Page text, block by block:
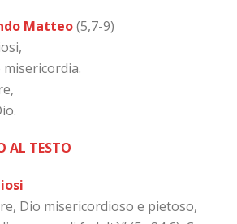
Matteo(5,7-9)
AL TESTO
Dio misericordioso e pietoso,